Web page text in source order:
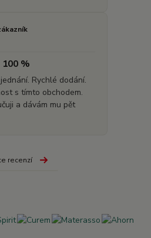
100 %
Rychlé dodání.
s tímto obchodem.
a dávám mu pět
recenzí